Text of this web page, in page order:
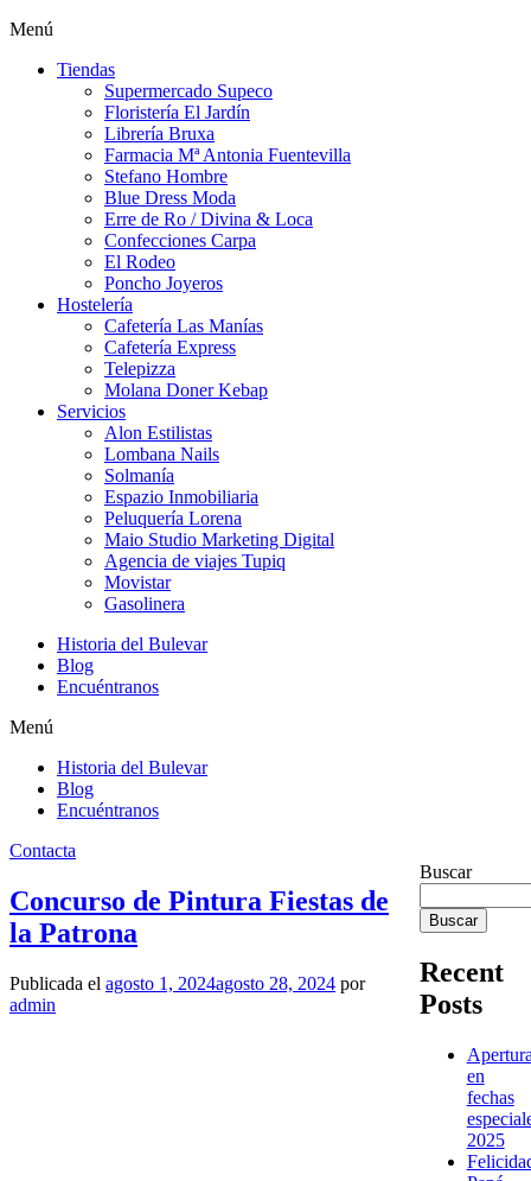
Menú
Tiendas
Supermercado Supeco
Floristería El Jardín
Librería Bruxa
Farmacia Mª Antonia Fuentevilla
Stefano Hombre
Blue Dress Moda
Erre de Ro / Divina & Loca
Confecciones Carpa
El Rodeo
Poncho Joyeros
Hostelería
Cafetería Las Manías
Cafetería Express
Telepizza
Molana Doner Kebap
Servicios
Alon Estilistas
Lombana Nails
Solmanía
Espazio Inmobiliaria
Peluquería Lorena
Maio Studio Marketing Digital
Agencia de viajes Tupiq
Movistar
Gasolinera
Historia del Bulevar
Blog
Encuéntranos
Menú
Historia del Bulevar
Blog
Encuéntranos
Contacta
Blog
Concurso de Pintura Fiestas de
la Patrona
Publicada el agosto 1, 2024agosto 28, 2024 por
admin
Buscar
Buscar
Recent
Posts
en
fechas
2025